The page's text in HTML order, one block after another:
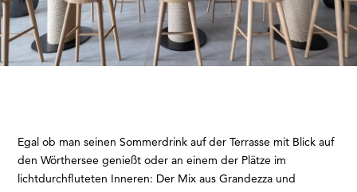
Egal ob man seinen Sommerdrink auf der Terrasse mit Blick auf
den Wörthersee genießt oder an einem der Plätze im
lichtdurchfluteten Inneren: Der Mix aus Grandezza und